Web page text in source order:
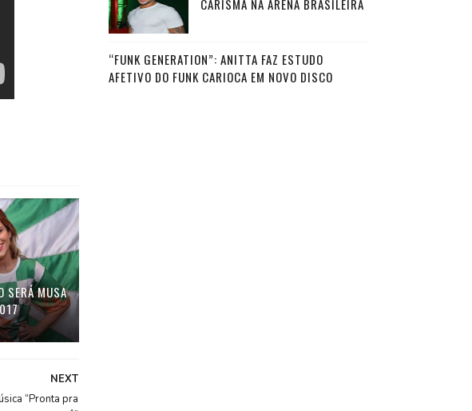
SERÁ MUSA
NEXT
“Pronta pra
CARISMA NA ARENA BRASILEIRA
“FUNK GENERATION”: ANITTA FAZ ESTUDO
AFETIVO DO FUNK CARIOCA EM NOVO DISCO